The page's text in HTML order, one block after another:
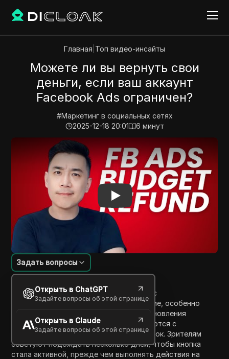
Главная Топ видео-инсайты
Можете ли вы вернуть свои
деньги, если ваш аккаунт
Facebook Ads ограничен?
#Маркетинг в социальных сетях
2025-12-18 20:01
6 минут
Play Video:Можете ли вы вернуть свои деньги,
Введение в содержание
Задать вопросы
Открыть в ChatGPT
Задайте вопросы об этой странице
Открыть в Claude
Задайте вопросы об этой странице
Видео обсуждает вопросы, связанные с
подтверждением личности на платформе, особенно
сосредотачиваясь на процессе восстановления
средств, когда пользователи сталкиваются с
проблемами с функциональностью кнопок. Зрителям
советуют подождать несколько дней, чтобы кнопка
стала активной, прежде чем выполнять действия на